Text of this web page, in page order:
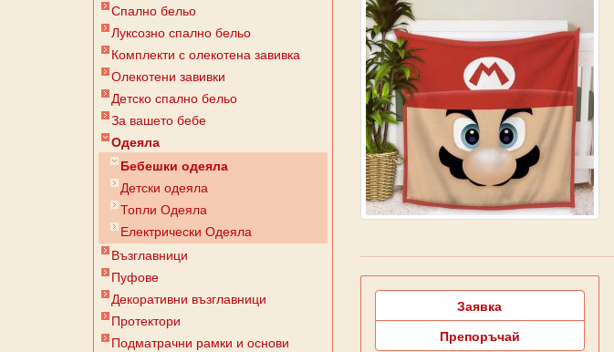
Спално бельо
Луксозно спално бельо
Комплекти с олекотена завивка
Олекотени завивки
Детско спално бельо
За вашето бебе
Одеяла
Бебешки одеяла
Детски одеяла
Топли Одеяла
Електрически Одеяла
Възглавници
Пуфове
Декоративни възглавници
Протектори
Подматрачни рамки и основи
Заявка
Препоръчай